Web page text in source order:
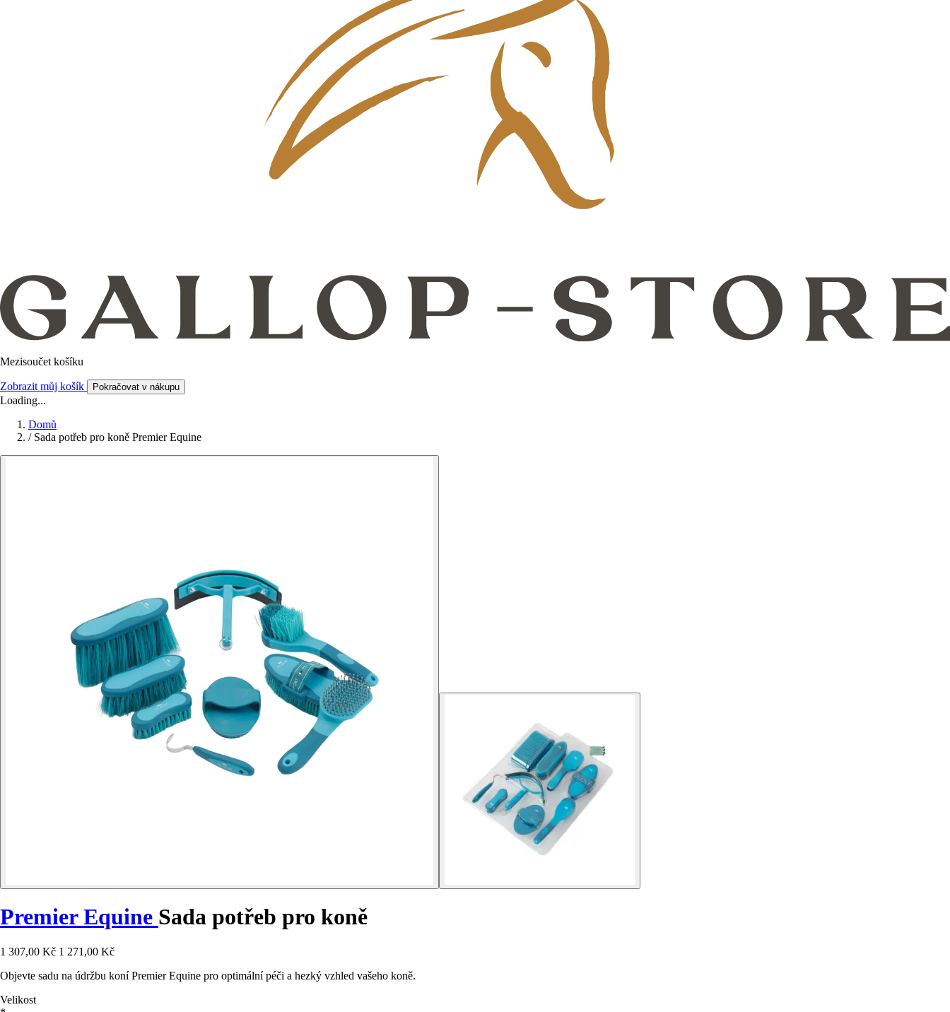
Mezisoučet košíku
Zobrazit můj košík Pokračovat v nákupu
Loading...
Domů
/ Sada potřeb pro koně Premier Equine
Premier Equine Sada potřeb pro koně
1 307,00 Kč 1 271,00 Kč
Objevte sadu na údržbu koní Premier Equine pro optimální péči a hezký vzhled vašeho koně.
Velikost